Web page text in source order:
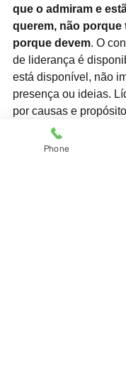
que o admiram e
querem, não porque
porque devem. O
de liderança é
está disponível, não
presença ou ideias.
por causas e
característica que
promover uma
Phone